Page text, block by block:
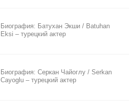
Биография: Батухан Экши / Batuhan
Eksi – турецкий актер
Биография: Серкан Чайоглу / Serkan
Cayoglu – турецкий актер